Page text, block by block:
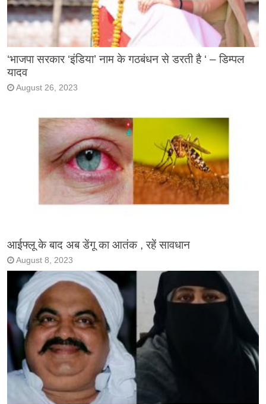
‘भाजपा सरकार ‘इंडिया’ नाम के गठबंधन से डरती है ‘ – डिम्पल
यादव
August 26, 2023
आईफ्लू के बाद अब डेंगू का आतंक , रहें सावधान
August 8, 2023